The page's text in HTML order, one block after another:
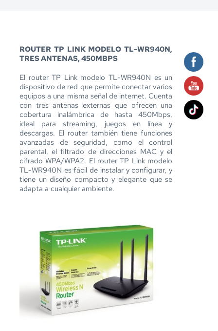
ROUTER TP LINK MODELO TL-WR940N,
TRES ANTENAS, 450MBPS
El router TP Link modelo TL-WR940N es un
dispositivo de red que permite conectar varios
equipos a una misma señal de internet. Cuenta
con tres antenas externas que ofrecen una
cobertura inalámbrica de hasta 450Mbps,
ideal para streaming, juegos en línea y
descargas. El router también tiene funciones
avanzadas de seguridad, como el control
parental, el filtrado de direcciones MAC y el
cifrado WPA/WPA2. El router TP Link modelo
TL-WR940N es fácil de instalar y configurar, y
tiene un diseño compacto y elegante que se
adapta a cualquier ambiente.